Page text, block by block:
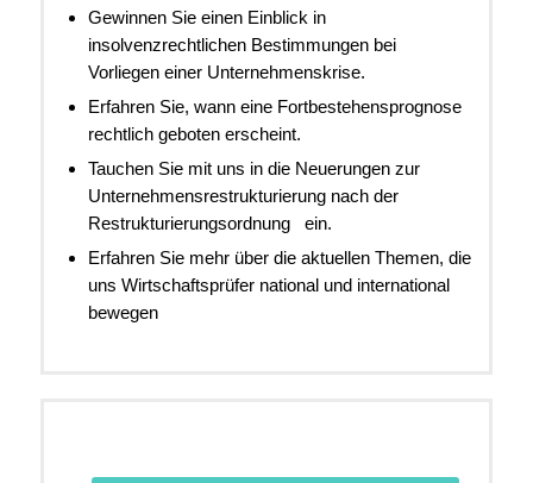
Gewinnen Sie einen Einblick in
insolvenzrechtlichen Bestimmungen bei
Vorliegen einer Unternehmenskrise.
Erfahren Sie, wann eine Fortbestehensprognose
rechtlich geboten erscheint.
Tauchen Sie mit uns in die Neuerungen zur
Unternehmensrestrukturierung nach der
Restrukturierungsordnung ein.
Erfahren Sie mehr über die aktuellen Themen, die
uns Wirtschaftsprüfer national und international
bewegen